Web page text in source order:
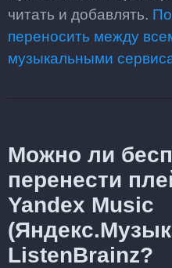
читать и добавлять.
переносить между
музыкальными
Можно ли
перенести
Yandex Music
ListenBrainz?